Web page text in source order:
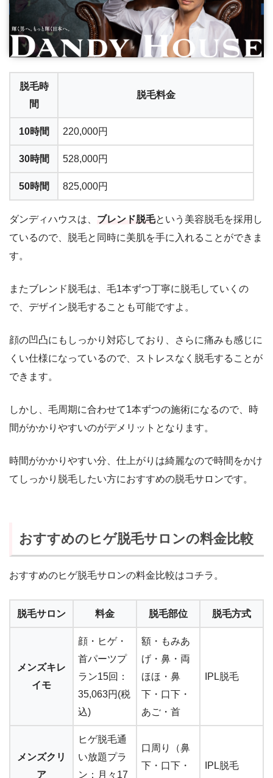
脱毛時
間
脱毛料金
10時間 220,000円
30時間 528,000円
50時間 825,000円
ダンディハウスは、 ブレンド脱毛という美容脱毛を採用し
ているので、脱毛と同時に美肌を手に入れることができま
す。
またブレンド脱毛は、毛1本ずつ丁寧に脱毛していくの
で、デザイン脱毛することも可能ですよ。
顔の凹凸にもしっかり対応しており、さらに痛みも感じに
くい仕様になっているので、ストレスなく脱毛することが
できます。
しかし、毛周期に合わせて1本ずつの施術になるので、時
間がかかりやすいのがデメリットとなります。
時間がかかりやすい分、仕上がりは綺麗なので時間をかけ
てしっかり脱毛したい方におすすめの脱毛サロンです。
おすすめのヒゲ脱毛サロンの料金比較
おすすめのヒゲ脱毛サロンの料金比較はコチラ。
脱毛サロン 料金 脱毛部位 脱毛方式
メンズキレ
イモ
顔・ヒゲ・
首パーツプ
ラン15回：
35,063円(税
込)
額・もみあ
げ・鼻・両
ほほ・鼻
下・口下・
あご・首
IPL脱毛
メンズクリ
ア
ヒゲ脱毛通
い放題プラ
ン：月々17
口周り（鼻
下・口下・
IPL脱毛